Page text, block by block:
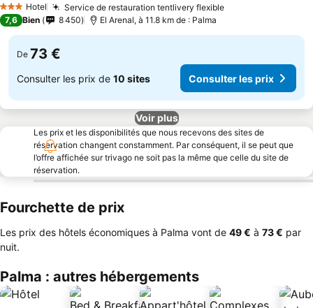
3 ÉtoilesHotel Service de restauration tentlivery flexible
7,6 Bien 8 450 El Arenal, à 11.8 km de : Palma
De 73 €
Consulter les prix de 10 sites Consulter les prix
Voir plus
Les prix et les disponibilités que nous recevons des sites de
réservation changent constamment. Par conséquent, il se peut que
l’offre affichée sur trivago ne soit pas la même que celle du site de
réservation.
Fourchette de prix
Les prix des hôtels économiques à Palma vont de ‎49 € à ‎73 € par
nuit.
Palma : autres hébergements